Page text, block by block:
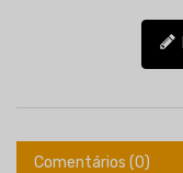
Comentários (0)